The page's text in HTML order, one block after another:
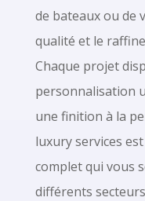
de bateaux ou de
qualité et le
Chaque projet
personnalisation
une finition à la
luxury services
complet qui vous
différents secteurs